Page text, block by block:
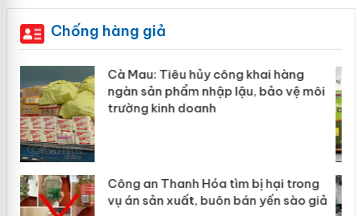
Chống hàng giả
Khẩn trương xác minh, xử lý sản phẩm
Slimaura Care x3 sử dụng giấy phép
giả mạo
Lào Cai xử lý 83 vụ vi phạm thương
mại trong tháng 7